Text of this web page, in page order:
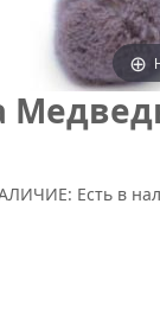
Есть в